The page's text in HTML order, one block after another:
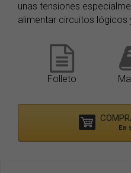
unas tensiones
alimentar circuitos lógicos
Folleto
En